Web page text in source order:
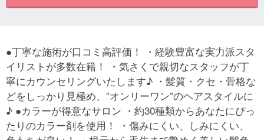
●丁寧な施術が口コミ高評価！ ・経験豊富な実力派スタ
イリストが多数在籍！ ・気さくで親切なスタッフが丁
寧にカウンセリングいたします♪ ・髪質・クセ・骨格な
どをしっかり見極め、”オンリーワン”のヘアスタイルに
♪ ●カラーが得意なサロン ・約30種類からあなたにぴっ
たりのカラー剤を使用！ ・傷みにくい、しみにくい、